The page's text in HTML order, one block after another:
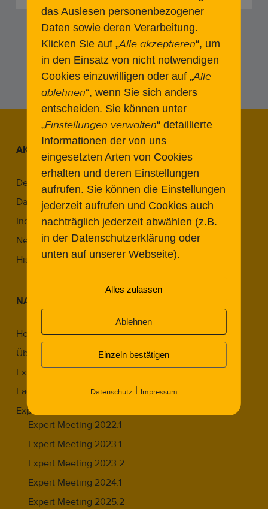
AKTUELLE BEITRÄGE
Denkmal & Reparaturgesellschaft
Das THF-Denkmalkonzept
Industriekultur in Berlin
Neue Wege im Denkmal
Historic Airports Revisited
NAVIGATION
Home
Über Uns
Expert:innen
Fachbeiträge
Expert Meetings
Expert Meeting 2022.1
Expert Meeting 2023.1
Expert Meeting 2023.2
Expert Meeting 2024.1
Expert Meeting 2025.2
das Auslesen personenbezogener
Daten sowie deren Verarbeitung.
Klicken Sie auf „Alle akzeptieren“, um
in den Einsatz von nicht notwendigen
Cookies einzuwilligen oder auf „Alle
ablehnen“, wenn Sie sich anders
entscheiden. Sie können unter
„Einstellungen verwalten“ detaillierte
Informationen der von uns
eingesetzten Arten von Cookies
erhalten und deren Einstellungen
aufrufen. Sie können die Einstellungen
jederzeit aufrufen und Cookies auch
nachträglich jederzeit abwählen (z.B.
in der Datenschutzerklärung oder
unten auf unserer Webseite).
Alles zulassen
Ablehnen
Einzeln bestätigen
Datenschutz| Impressum